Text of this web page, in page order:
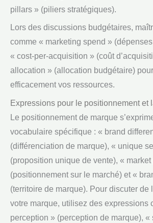
pillars » (piliers stratégiques).
Lors des discussions budgétaires,
comme « marketing spend »
« cost-per-acquisition » (coût
allocation » (allocation budgétaire)
efficacement vos ressources.
Expressions pour le positionnement et
Le positionnement de marque
vocabulaire spécifique : « brand
(différenciation de marque), « unique
(proposition unique de vente), «
(positionnement sur le marché) et «
(territoire de marque). Pour discuter de
votre marque, utilisez des expressions
perception » (perception de marque), «